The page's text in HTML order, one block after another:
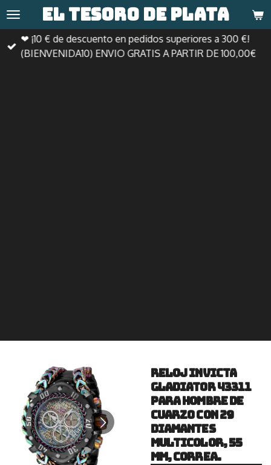
Ir
al
contenido
principal
El tesoro de plata
❤ ¡10 € de descuento en pedidos superiores a 300 €!
(BIENVENIDA10) ENVIO GRATIS A PARTIR DE 100,00€
Reloj Invicta
Gladiator 43311
para Hombre de
Cuarzo con 29
Diamantes
Multicolor, 55
mm, Correa.